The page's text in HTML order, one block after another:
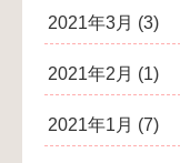
2021年3月 (3)
2021年2月 (1)
2021年1月 (7)